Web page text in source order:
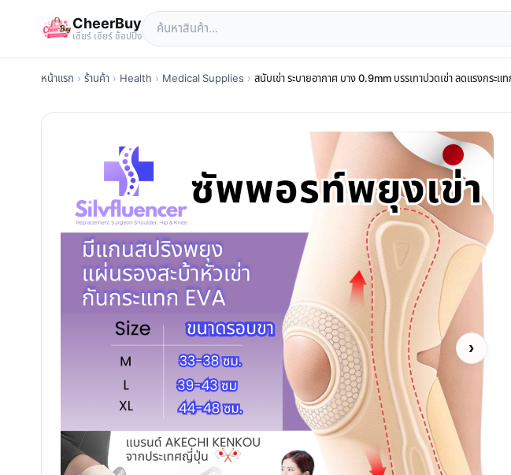
CheerBuy
เซียร์ เซียร์ ช้อปปิ้ง
หน้าแรก › ร้านค้า › Health › Medical Supplies › สนับเข่า ระบายอากาศ บาง 0.9mm บรรเทาปวดเข่า ลดแรงกร
›